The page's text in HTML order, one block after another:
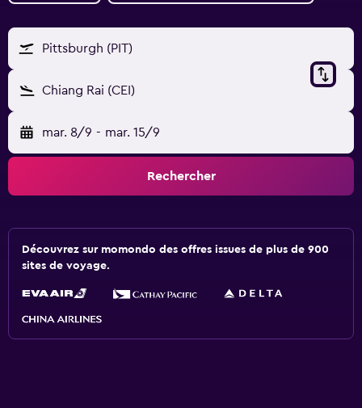
Pittsburgh (PIT)
Chiang Rai (CEI)
mar. 8/9 - mar. 15/9
Rechercher
Découvrez sur momondo des offres issues de plus de 900
sites de voyage.